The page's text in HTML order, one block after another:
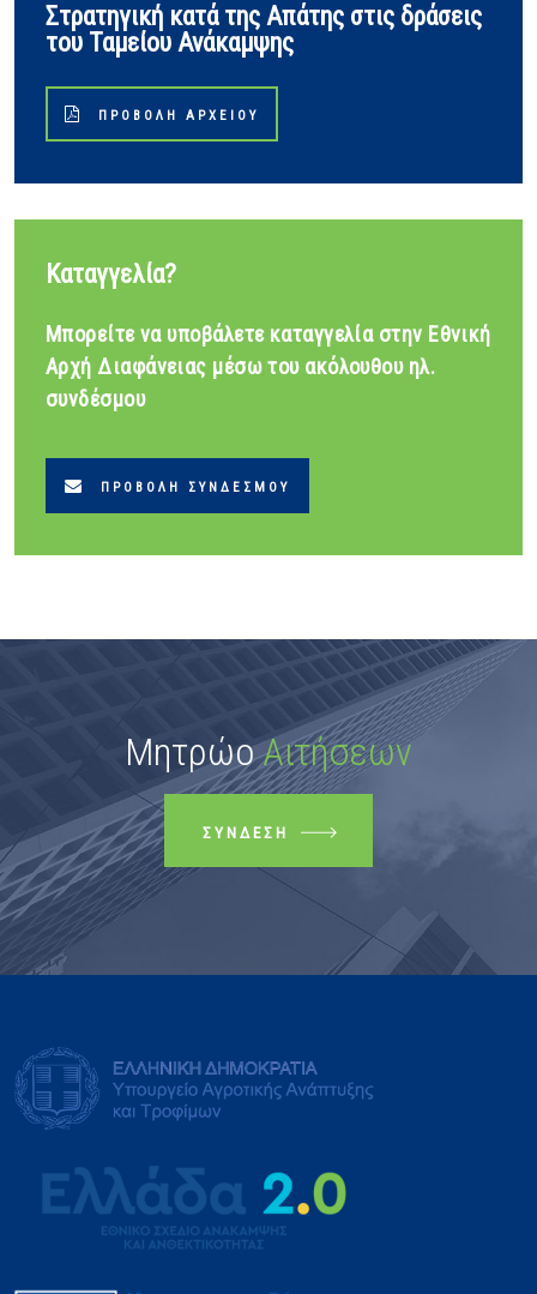
Στρατηγική κατά της Απάτης στις δράσεις
του Ταμείου Ανάκαμψης
ΠΡΟΒΟΛΉ ΑΡΧΕΊΟΥ
Καταγγελία?
Μπορείτε να υποβάλετε καταγγελία στην Εθνική
Αρχή Διαφάνειας μέσω του ακόλουθου ηλ.
συνδέσμου
ΠΡΟΒΟΛΉ ΣΥΝΔΈΣΜΟΥ
ΜητρώοΑιτήσεων
ΣΎΝΔΕΣΗ